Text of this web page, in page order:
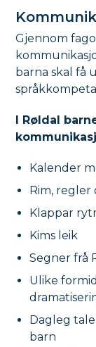
Gjennom
barna skal få
I Røldal
Kalender
Rim,
Klappar
Kims leik
Segner frå
Ulike
Dagleg
barn